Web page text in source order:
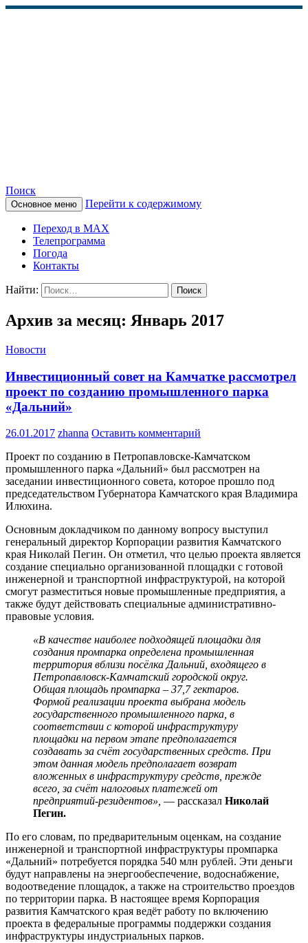
КАМЧАТСКОЕ
ИНФОРМАЦИОННОЕ
АГЕНТСТВО (КИА
«ВЕСТИ»)
Поиск
Основное меню Перейти к содержимому
Переход в MAX
Телепрограмма
Погода
Контакты
Найти:
Архив за месяц: Январь 2017
Новости
Инвестиционный совет на Камчатке рассмотрел
проект по созданию промышленного парка
«Дальний»
26.01.2017 zhanna Оставить комментарий
Проект по созданию в Петропавловске-Камчатском
промышленного парка «Дальний» был рассмотрен на
заседании инвестиционного совета, которое прошло под
председательством Губернатора Камчатского края Владимира
Илюхина.
Основным докладчиком по данному вопросу выступил
генеральный директор Корпорации развития Камчатского
края Николай Пегин. Он отметил, что целью проекта является
создание специально организованной площадки с готовой
инженерной и транспортной инфраструктурой, на которой
смогут разместиться новые промышленные предприятия, а
также будут действовать специальные административно-
правовые условия.
«В качестве наиболее подходящей площадки для
создания промпарка определена промышленная
территория вблизи посёлка Дальний, входящего в
Петропавловск-Камчатский городской округ.
Общая площадь промпарка – 37,7 гектаров.
Формой реализации проекта выбрана модель
государственного промышленного парка, в
соответствии с которой инфраструктуру
площадки на первом этапе предполагается
создавать за счёт государственных средств. При
этом данная модель предполагает возврат
вложенных в инфраструктуру средств, прежде
всего, за счёт налоговых платежей от
предприятий-резидентов», — рассказал Николай
Пегин.
По его словам, по предварительным оценкам, на создание
инженерной и транспортной инфраструктуры промпарка
«Дальний» потребуется порядка 540 млн рублей. Эти деньги
будут направлены на энергообеспечение, водоснабжение,
водоотведение площадок, а также на строительство проездов
по территории парка. В настоящее время Корпорация
развития Камчатского края ведёт работу по включению
проекта в федеральные программы поддержки создания
инфраструктуры индустриальных парков.